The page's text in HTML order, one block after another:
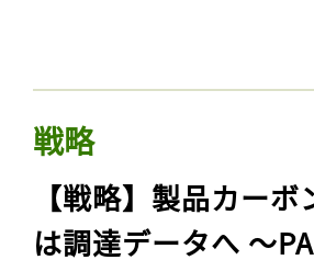
戦略
【戦略】製品カー
は調達データへ 〜